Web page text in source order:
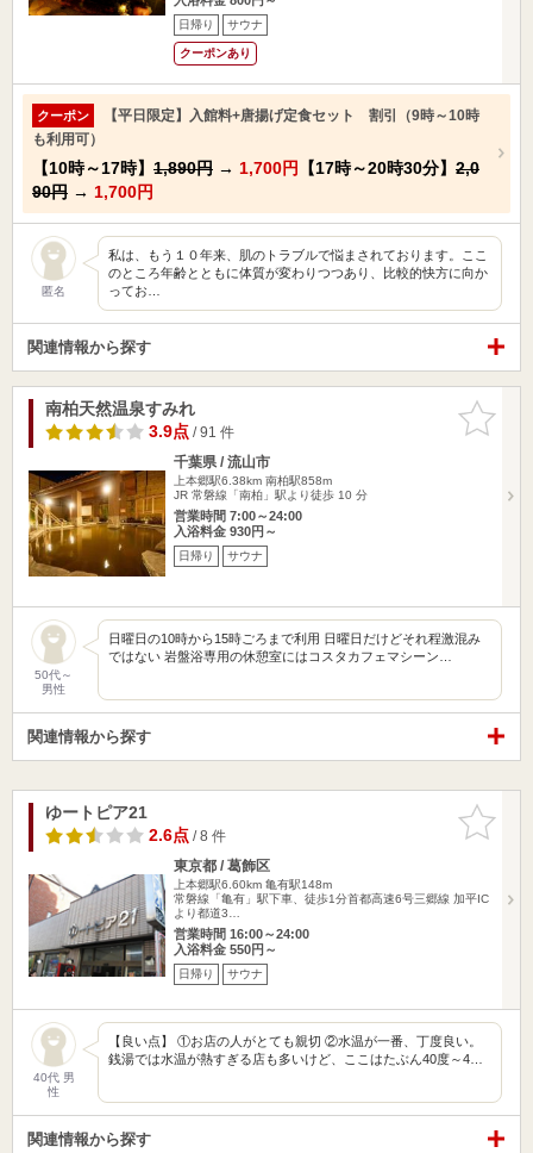
日帰り サウナ
クーポンあり
クーポン
【平日限定】入館料+唐揚げ定食セット 割引（9時～10時
も利用可）
【10時～17時】 1,890円 → 1,700円 【17時～20時30分】 2,0
90円 → 1,700円
匿名
私は、もう１０年来、肌のトラブルで悩まされております。ここ
のところ年齢とともに体質が変わりつつあり、比較的快方に向か
ってお…
関連情報から探す
お気に入
りに追加
南柏天然温泉すみれ
3.9点/ 91 件
千葉県 / 流山市
上本郷駅6.38km 南柏駅858m
JR 常磐線「南柏」駅より徒歩 10 分
営業時間 7:00～24:00
入浴料金 930円～
日帰り サウナ
50代～
男性
日曜日の10時から15時ごろまで利用 日曜日だけどそれ程激混み
ではない 岩盤浴専用の休憩室にはコスタカフェマシーン…
関連情報から探す
お気に入
りに追加
ゆートピア21
2.6点/ 8 件
東京都 / 葛飾区
上本郷駅6.60km 亀有駅148m
常磐線「亀有」駅下車、徒歩1分首都高速6号三郷線 加平IC
より都道3…
営業時間 16:00～24:00
入浴料金 550円～
日帰り サウナ
40代 男
性
【良い点】 ①お店の人がとても親切 ②水温が一番、丁度良い。
銭湯では水温が熱すぎる店も多いけど、ここはたぶん40度～4…
関連情報から探す